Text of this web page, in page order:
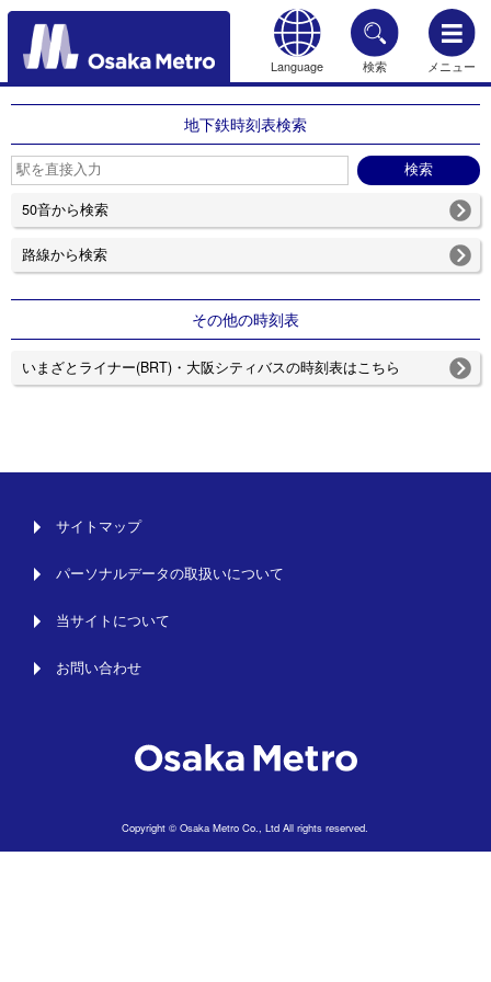
Language 検索 メニュー
もどる
地下鉄時刻表検索
50音から検索
路線から検索
その他の時刻表
いまざとライナー(BRT)・大阪シティバスの時刻表はこちら
サイトマップ
パーソナルデータの取扱いについて
当サイトについて
お問い合わせ
Copyright © Osaka Metro Co., Ltd All rights reserved.